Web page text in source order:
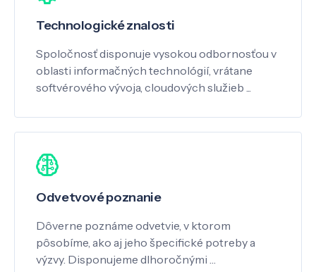
Technologické znalosti
Spoločnosť disponuje vysokou odbornosťou v
oblasti informačných technológií, vrátane
softvérového vývoja, cloudových služieb ...
Odvetvové poznanie
Dôverne poznáme odvetvie, v ktorom
pôsobíme, ako aj jeho špecifické potreby a
výzvy. Disponujeme dlhoročnými …